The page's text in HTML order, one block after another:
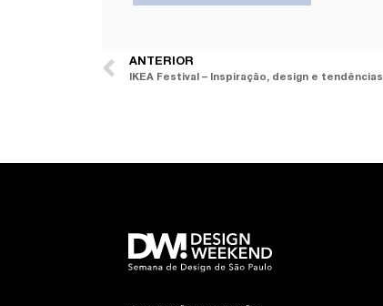
ANTERIOR
IKEA Festival – Inspiração, design e tendências